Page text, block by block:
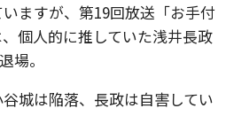
ますが、第19回放送「お手付
個人的に推していた浅井長政
場。
城は陥落、長政は自害してい